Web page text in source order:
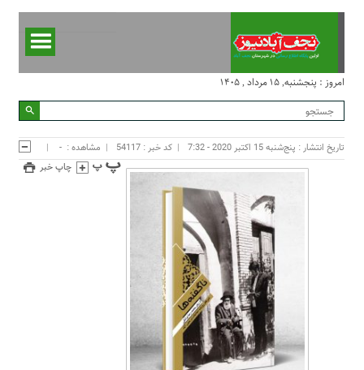
امروز : پنجشنبه, ۱۵ مرداد , ۱۴۰۵
تاریخ انتشار : پنج‌شنبه 15 اکتبر 2020 - 7:32 کد خبر : 54117 مشاهده : -
چاپ خبر